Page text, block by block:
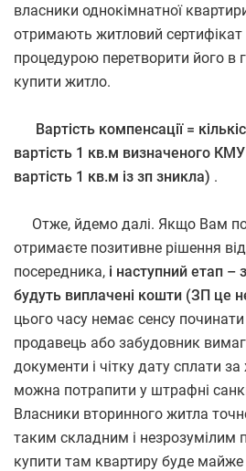
власники однокімнатної
отримають житловий сертифікат
процедурою перетворити його в
купити житло.
Вартість компенсації =
вартість 1 кв.м визначеного
вартість 1 кв.м із зп зникла) .
Отже, йдемо далі. Якщо Вам
отримаєте позитивне рішення
посередника, і наступний етап –
будуть виплачені кошти (ЗП це
цього часу немає сенсу
продавець або забудовник
документи і чітку дату сплати
можна потрапити у штрафні
Власники вторинного житла
таким складним і незрозумілим
купити там квартиру буде майже